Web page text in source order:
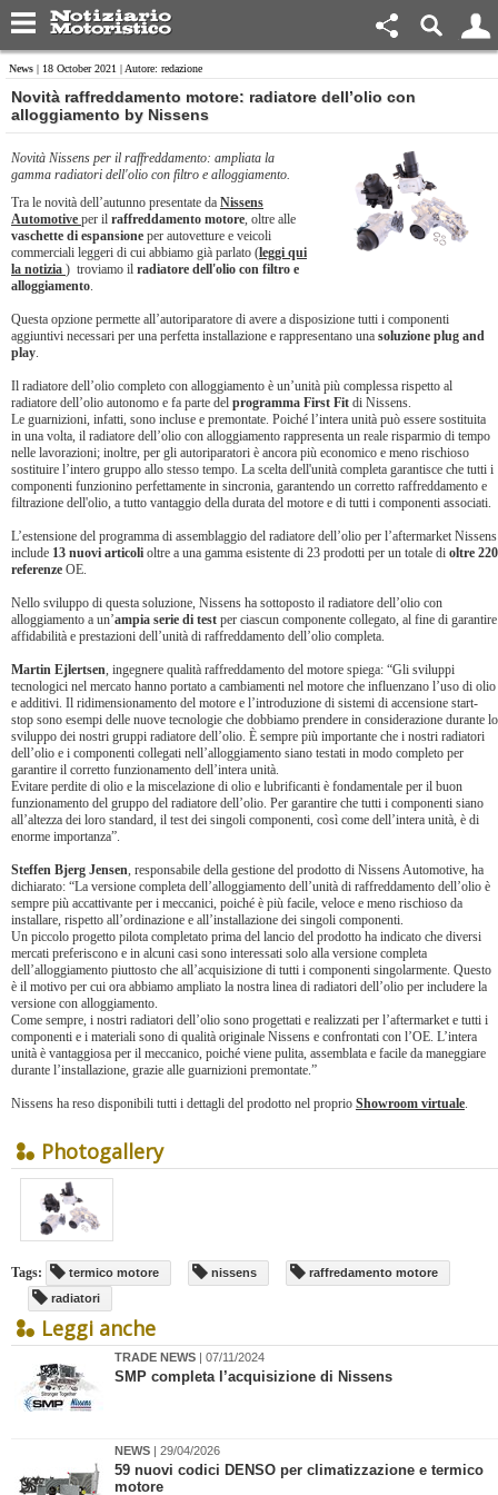
News | 18 October 2021 | Autore: redazione
Novità raffreddamento motore: radiatore dell’olio con
alloggiamento by Nissens
Novità Nissens per il raffreddamento: ampliata la
gamma radiatori dell'olio con filtro e alloggiamento.
Tra le novità dell’autunno presentate da Nissens
Automotive per il raffreddamento motore, oltre alle
vaschette di espansione per autovetture e veicoli
commerciali leggeri di cui abbiamo già parlato (leggi qui
la notizia ) troviamo il radiatore dell'olio con filtro e
alloggiamento.
Questa opzione permette all’autoriparatore di avere a disposizione tutti i componenti
aggiuntivi necessari per una perfetta installazione e rappresentano una soluzione plug and
play.
Il radiatore dell’olio completo con alloggiamento è un’unità più complessa rispetto al
radiatore dell’olio autonomo e fa parte del programma First Fit di Nissens.
Le guarnizioni, infatti, sono incluse e premontate. Poiché l’intera unità può essere sostituita
in una volta, il radiatore dell’olio con alloggiamento rappresenta un reale risparmio di tempo
nelle lavorazioni; inoltre, per gli autoriparatori è ancora più economico e meno rischioso
sostituire l’intero gruppo allo stesso tempo. La scelta dell'unità completa garantisce che tutti i
componenti funzionino perfettamente in sincronia, garantendo un corretto raffreddamento e
filtrazione dell'olio, a tutto vantaggio della durata del motore e di tutti i componenti associati.
L’estensione del programma di assemblaggio del radiatore dell’olio per l’aftermarket Nissens
include 13 nuovi articoli oltre a una gamma esistente di 23 prodotti per un totale di oltre 220
referenze OE.
Nello sviluppo di questa soluzione, Nissens ha sottoposto il radiatore dell’olio con
alloggiamento a un’ampia serie di test per ciascun componente collegato, al fine di garantire
affidabilità e prestazioni dell’unità di raffreddamento dell’olio completa.
Martin Ejlertsen, ingegnere qualità raffreddamento del motore spiega: “Gli sviluppi
tecnologici nel mercato hanno portato a cambiamenti nel motore che influenzano l’uso di olio
e additivi. Il ridimensionamento del motore e l’introduzione di sistemi di accensione start-
stop sono esempi delle nuove tecnologie che dobbiamo prendere in considerazione durante lo
sviluppo dei nostri gruppi radiatore dell’olio. È sempre più importante che i nostri radiatori
dell’olio e i componenti collegati nell’alloggiamento siano testati in modo completo per
garantire il corretto funzionamento dell’intera unità.
Evitare perdite di olio e la miscelazione di olio e lubrificanti è fondamentale per il buon
funzionamento del gruppo del radiatore dell’olio. Per garantire che tutti i componenti siano
all’altezza dei loro standard, il test dei singoli componenti, così come dell’intera unità, è di
enorme importanza”.
Steffen Bjerg Jensen, responsabile della gestione del prodotto di Nissens Automotive, ha
dichiarato: “La versione completa dell’alloggiamento dell’unità di raffreddamento dell’olio è
sempre più accattivante per i meccanici, poiché è più facile, veloce e meno rischioso da
installare, rispetto all’ordinazione e all’installazione dei singoli componenti.
Un piccolo progetto pilota completato prima del lancio del prodotto ha indicato che diversi
mercati preferiscono e in alcuni casi sono interessati solo alla versione completa
dell’alloggiamento piuttosto che all’acquisizione di tutti i componenti singolarmente. Questo
è il motivo per cui ora abbiamo ampliato la nostra linea di radiatori dell’olio per includere la
versione con alloggiamento.
Come sempre, i nostri radiatori dell’olio sono progettati e realizzati per l’aftermarket e tutti i
componenti e i materiali sono di qualità originale Nissens e confrontati con l’OE. L’intera
unità è vantaggiosa per il meccanico, poiché viene pulita, assemblata e facile da maneggiare
durante l’installazione, grazie alle guarnizioni premontate.”
Nissens ha reso disponibili tutti i dettagli del prodotto nel proprio Showroom virtuale.
Photogallery
Tags: termico motore nissens
raffredamento motore
radiatori
Leggi anche
TRADE NEWS | 07/11/2024
​SMP completa l’acquisizione di Nissens
NEWS | 29/04/2026
​59 nuovi codici DENSO per climatizzazione e termico
motore